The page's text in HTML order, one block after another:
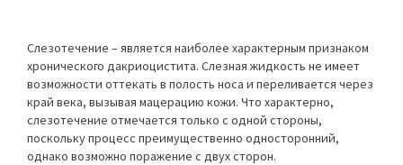
Слезотечение – является наиболее характерным признаком
хронического дакриоцистита. Слезная жидкость не имеет
возможности оттекать в полость носа и переливается через
край века, вызывая мацерацию кожи. Что характерно,
слезотечение отмечается только с одной стороны,
поскольку процесс преимущественно односторонний,
однако возможно поражение с двух сторон.